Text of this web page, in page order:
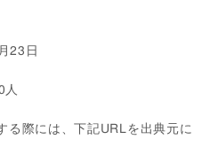
23日
る際には、下記URLを出典元に